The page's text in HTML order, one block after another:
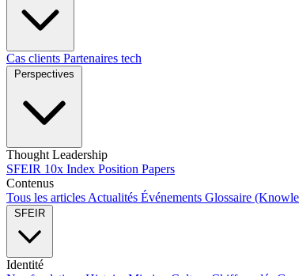
Cas clients Partenaires tech
Perspectives
Thought Leadership
SFEIR 10x Index Position Papers
Contenus
Tous les articles Actualités Événements Glossaire
SFEIR
Identité